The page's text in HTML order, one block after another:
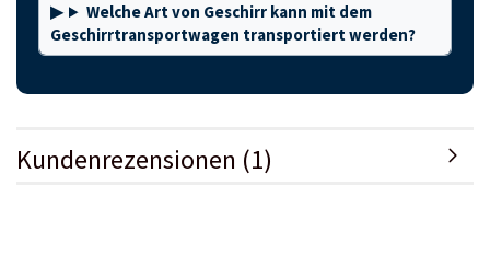
Welche Art von Geschirr kann mit dem
Geschirrtransportwagen transportiert werden?
Kundenrezensionen (1)